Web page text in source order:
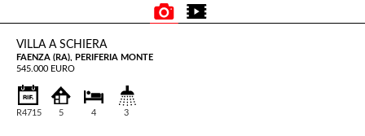
VILLA A SCHIERA
FAENZA (RA), PERIFERIA MONTE
545.000 EURO
R4715 5 4 3